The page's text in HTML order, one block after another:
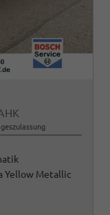
Yellow Metallic